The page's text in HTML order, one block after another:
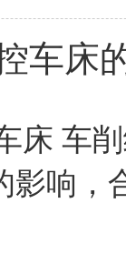
车床
床 车
影响，